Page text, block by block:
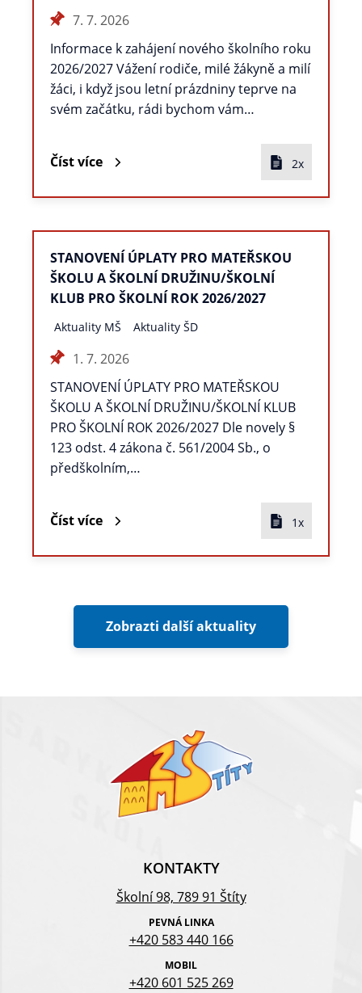
7. 7. 2026
Informace k zahájení nového školního roku
2026/2027 Vážení rodiče, milé žákyně a milí
žáci, i když jsou letní prázdniny teprve na
svém začátku, rádi bychom vám…
Číst více 2x
STANOVENÍ ÚPLATY PRO MATEŘSKOU
ŠKOLU A ŠKOLNÍ DRUŽINU/ŠKOLNÍ
KLUB PRO ŠKOLNÍ ROK 2026/2027
Aktuality MŠ Aktuality ŠD
1. 7. 2026
STANOVENÍ ÚPLATY PRO MATEŘSKOU
ŠKOLU A ŠKOLNÍ DRUŽINU/ŠKOLNÍ KLUB
PRO ŠKOLNÍ ROK 2026/2027 Dle novely §
123 odst. 4 zákona č. 561/2004 Sb., o
předškolním,…
Číst více 1x
Zobrazti další aktuality
KONTAKTY
Školní 98, 789 91 Štíty
PEVNÁ LINKA
+420 583 440 166
MOBIL
+420 601 525 269